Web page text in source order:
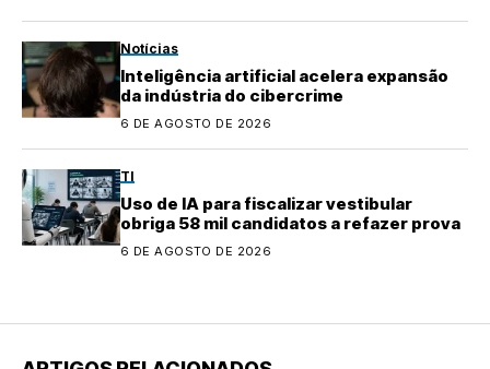
Notícias
Inteligência artificial acelera expansão
da indústria do cibercrime
6 DE AGOSTO DE 2026
TI
Uso de IA para fiscalizar vestibular
obriga 58 mil candidatos a refazer prova
6 DE AGOSTO DE 2026